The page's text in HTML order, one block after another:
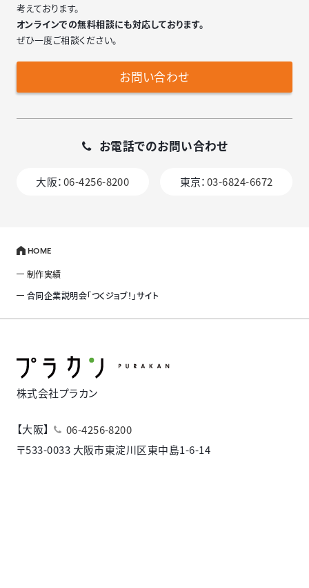
考えております。
オンラインでの無料相談にも対応しております。
ぜひ一度ご相談ください。
お問い合わせ
お電話でのお問い合わせ
大阪：06-4256-8200 東京：03-6824-6672
HOME
制作実績
合同企業説明会「つくジョブ！」サイト
株式会社プラカン
【大阪】
06-4256-8200
〒533-0033 大阪市東淀川区東中島1-6-14